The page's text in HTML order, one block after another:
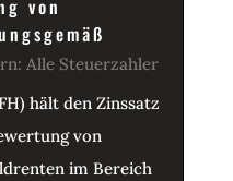
von
Alle Steuerzahler
hält den Zinssatz
von
im Bereich